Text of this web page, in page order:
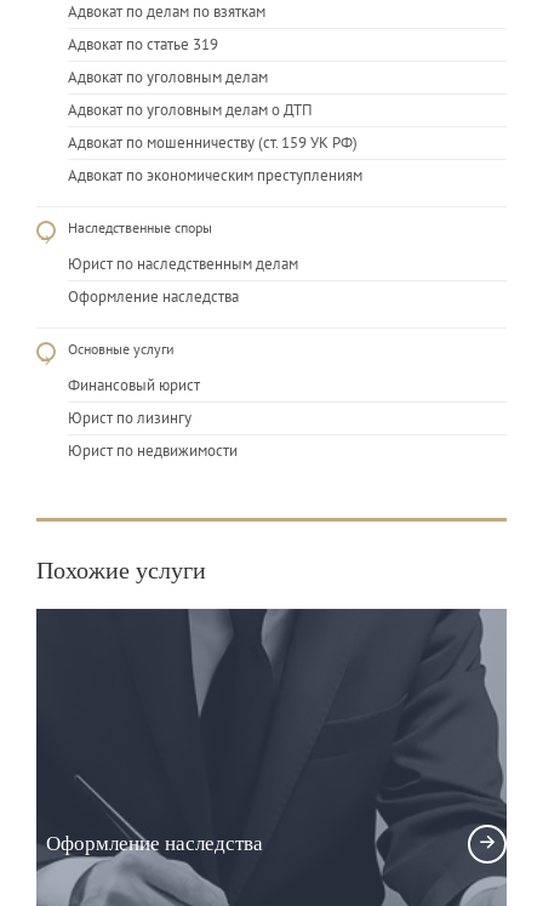
Адвокат по делам по взяткам
Адвокат по статье 319
Адвокат по уголовным делам
Адвокат по уголовным делам о ДТП
Адвокат по мошенничеству (ст. 159 УК РФ)
Адвокат по экономическим преступлениям
Наследственные споры
Юрист по наследственным делам
Оформление наследства
Основные услуги
Финансовый юрист
Юрист по лизингу
Юрист по недвижимости
Похожие услуги
Оформление наследства